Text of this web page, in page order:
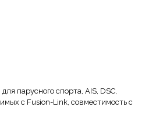
парусного спорта, AIS, DSC,
с Fusion-Link, совместимость с